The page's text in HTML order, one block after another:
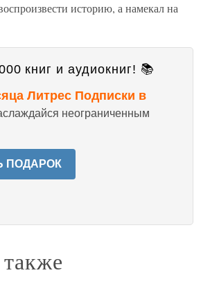
историю, а намекал на
книг и аудиокниг! 📚
Литрес Подписки в
неограниченным
ПОДАРОК